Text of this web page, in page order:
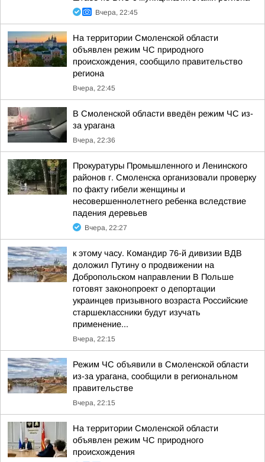
Вчера, 22:45
На территории Смоленской области
объявлен режим ЧС природного
происхождения, сообщило правительство
региона
Вчера, 22:45
В Смоленской области введён режим ЧС из-
за урагана
Вчера, 22:36
Прокуратуры Промышленного и Ленинского
районов г. Смоленска организовали проверку
по факту гибели женщины и
несовершеннолетнего ребенка вследствие
падения деревьев
Вчера, 22:27
к этому часу. Командир 76-й дивизии ВДВ
доложил Путину о продвижении на
Добропольском направлении В Польше
готовят законопроект о депортации
украинцев призывного возраста Российские
старшеклассники будут изучать
применение...
Вчера, 22:15
Режим ЧС объявили в Смоленской области
из-за урагана, сообщили в региональном
правительстве
Вчера, 22:15
На территории Смоленской области
объявлен режим ЧС природного
происхождения